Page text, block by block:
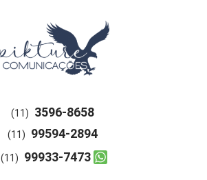
(11) 3596-8658
(11) 99594-2894
(11) 99933-7473